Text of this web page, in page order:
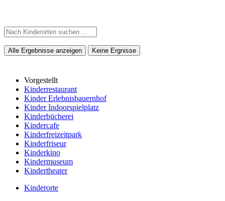
Alle Ergebnisse anzeigen Keine Ergnisse
Vorgestellt
Kinderrestaurant
Kinder Erlebnisbauernhof
Kinder Indoorspielplatz
Kinderbücherei
Kindercafe
Kinderfreizeitpark
Kinderfriseur
Kinderkino
Kindermuseum
Kindertheater
Kinderorte